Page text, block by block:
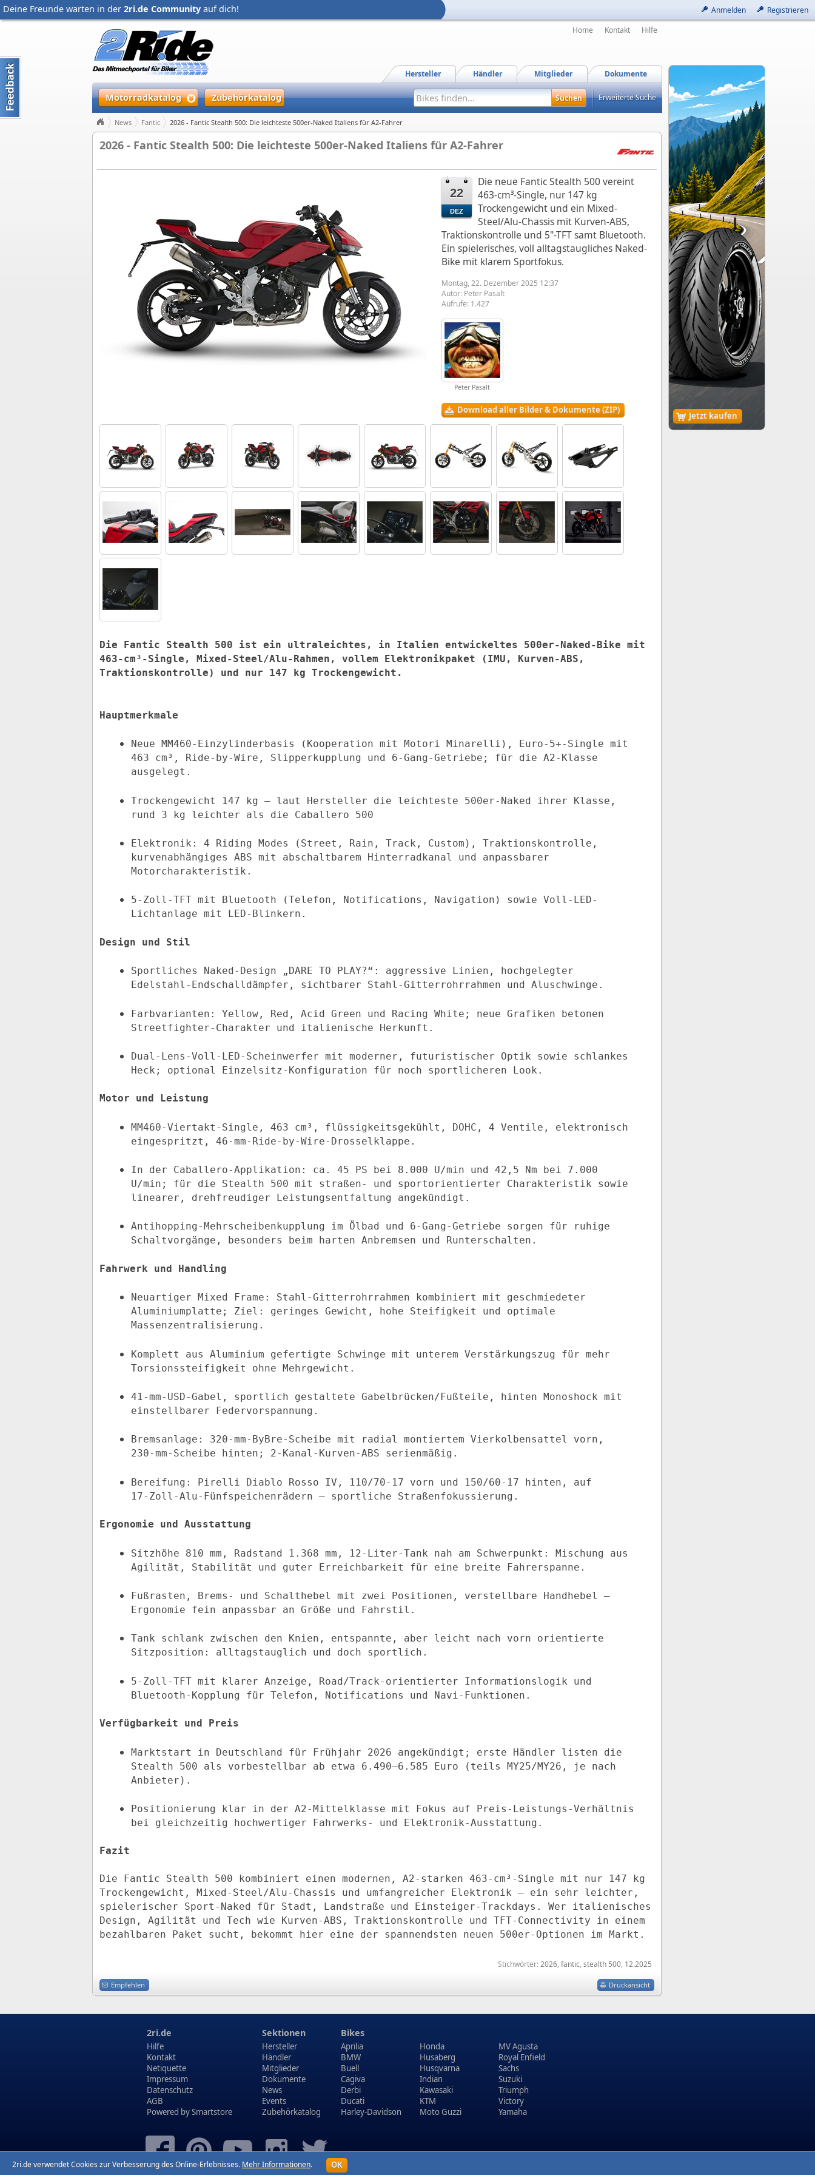
Anmelden Registrieren
Deine Freunde warten in der 2ri.de Community auf dich!
Jetzt kaufen
Home Kontakt Hilfe
Dokumente
Mitglieder
Händler
Hersteller
Motorradkatalog Zubehörkatalog Erweiterte Suche
News Fantic 2026 - Fantic Stealth 500: Die leichteste 500er-Naked Italiens für A2-Fahrer
2026 - Fantic Stealth 500: Die leichteste 500er-Naked Italiens für A2-Fahrer
22
DEZ
Die neue Fantic Stealth 500 vereint
463‑cm³‑Single, nur 147 kg
Trockengewicht und ein Mixed-
Steel/Alu-Chassis mit Kurven‑ABS,
Traktionskontrolle und 5"-TFT samt Bluetooth.
Ein spielerisches, voll alltagstaugliches Naked-
Bike mit klarem Sportfokus.
Montag, 22. Dezember 2025 12:37
Autor: Peter Pasalt
Aufrufe: 1.427
Peter Pasalt
Download aller Bilder & Dokumente (ZIP)
Die Fantic Stealth 500 ist ein ultraleichtes, in Italien entwickeltes 500er-Naked-Bike mit
463‑cm³‑Single, Mixed-Steel/Alu-Rahmen, vollem Elektronikpaket (IMU, Kurven-ABS,
Traktionskontrolle) und nur 147 kg Trockengewicht.
Hauptmerkmale
Neue MM460-Einzylinderbasis (Kooperation mit Motori Minarelli), Euro‑5+‑Single mit
463 cm³, Ride-by-Wire, Slipperkupplung und 6‑Gang-Getriebe; für die A2-Klasse
ausgelegt.
Trockengewicht 147 kg – laut Hersteller die leichteste 500er-Naked ihrer Klasse,
rund 3 kg leichter als die Caballero 500
Elektronik: 4 Riding Modes (Street, Rain, Track, Custom), Traktionskontrolle,
kurvenabhängiges ABS mit abschaltbarem Hinterradkanal und anpassbarer
Motorcharakteristik.
5‑Zoll‑TFT mit Bluetooth (Telefon, Notifications, Navigation) sowie Voll-LED-
Lichtanlage mit LED-Blinkern.
Design und Stil
Sportliches Naked-Design „DARE TO PLAY?“: aggressive Linien, hochgelegter
Edelstahl-Endschalldämpfer, sichtbarer Stahl-Gitterrohrrahmen und Aluschwinge.
Farbvarianten: Yellow, Red, Acid Green und Racing White; neue Grafiken betonen
Streetfighter-Charakter und italienische Herkunft.
Dual-Lens-Voll-LED-Scheinwerfer mit moderner, futuristischer Optik sowie schlankes
Heck; optional Einzelsitz-Konfiguration für noch sportlicheren Look.
Motor und Leistung
MM460-Viertakt-Single, 463 cm³, flüssigkeitsgekühlt, DOHC, 4 Ventile, elektronisch
eingespritzt, 46‑mm‑Ride-by-Wire-Drosselklappe.
In der Caballero‑Applikation: ca. 45 PS bei 8.000 U/min und 42,5 Nm bei 7.000
U/min; für die Stealth 500 mit straßen- und sportorientierter Charakteristik sowie
linearer, drehfreudiger Leistungsentfaltung angekündigt.
Antihopping-Mehrscheibenkupplung im Ölbad und 6‑Gang-Getriebe sorgen für ruhige
Schaltvorgänge, besonders beim harten Anbremsen und Runterschalten.
Fahrwerk und Handling
Neuartiger Mixed Frame: Stahl-Gitterrohrrahmen kombiniert mit geschmiedeter
Aluminiumplatte; Ziel: geringes Gewicht, hohe Steifigkeit und optimale
Massenzentralisierung.
Komplett aus Aluminium gefertigte Schwinge mit unterem Verstärkungszug für mehr
Torsionssteifigkeit ohne Mehrgewicht.
41‑mm‑USD‑Gabel, sportlich gestaltete Gabelbrücken/Fußteile, hinten Monoshock mit
einstellbarer Federvorspannung.
Bremsanlage: 320‑mm‑ByBre-Scheibe mit radial montiertem Vierkolbensattel vorn,
230‑mm‑Scheibe hinten; 2‑Kanal‑Kurven‑ABS serienmäßig.
Bereifung: Pirelli Diablo Rosso IV, 110/70‑17 vorn und 150/60‑17 hinten, auf
17‑Zoll‑Alu-Fünfspeichenrädern – sportliche Straßenfokussierung.
Ergonomie und Ausstattung
Sitzhöhe 810 mm, Radstand 1.368 mm, 12‑Liter‑Tank nah am Schwerpunkt: Mischung aus
Agilität, Stabilität und guter Erreichbarkeit für eine breite Fahrerspanne.
Fußrasten, Brems- und Schalthebel mit zwei Positionen, verstellbare Handhebel –
Ergonomie fein anpassbar an Größe und Fahrstil.
Tank schlank zwischen den Knien, entspannte, aber leicht nach vorn orientierte
Sitzposition: alltagstauglich und doch sportlich.
5‑Zoll‑TFT mit klarer Anzeige, Road/Track-orientierter Informationslogik und
Bluetooth-Kopplung für Telefon, Notifications und Navi-Funktionen.
Verfügbarkeit und Preis
Marktstart in Deutschland für Frühjahr 2026 angekündigt; erste Händler listen die
Stealth 500 als vorbestellbar ab etwa 6.490–6.585 Euro (teils MY25/MY26, je nach
Anbieter).
Positionierung klar in der A2‑Mittelklasse mit Fokus auf Preis-Leistungs-Verhältnis
bei gleichzeitig hochwertiger Fahrwerks- und Elektronik-Ausstattung.
Fazit
Die Fantic Stealth 500 kombiniert einen modernen, A2‑starken 463‑cm³‑Single mit nur 147 kg
Trockengewicht, Mixed-Steel/Alu-Chassis und umfangreicher Elektronik – ein sehr leichter,
spielerischer Sport-Naked für Stadt, Landstraße und Einsteiger-Trackdays. Wer italienisches
Design, Agilität und Tech wie Kurven‑ABS, Traktionskontrolle und TFT‑Connectivity in einem
bezahlbaren Paket sucht, bekommt hier eine der spannendsten neuen 500er‑Optionen im Markt.
Stichwörter:2026, fantic, stealth 500, 12.2025
Druckansicht
Empfehlen
2ri.de
Hilfe
Kontakt
Netiquette
Impressum
Datenschutz
AGB
Powered bySmartstore
Sektionen
Hersteller
Händler
Mitglieder
Dokumente
News
Events
Zubehörkatalog
Bikes
Aprilia
BMW
Buell
Cagiva
Derbi
Ducati
Harley-Davidson
Honda
Husaberg
Husqvarna
Indian
Kawasaki
KTM
Moto Guzzi
MV Agusta
Royal Enfield
Sachs
Suzuki
Triumph
Victory
Yamaha
2ri.de verwendet Cookies zur Verbesserung des Online-Erlebnisses. Mehr Informationen. OK